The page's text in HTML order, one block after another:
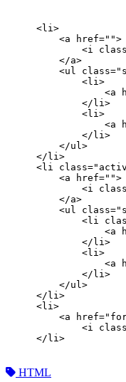
<li>
    <a href="">
<i
    </a>
<ul
        <li>
<a
        </li>
        <li>
<a
        </li>
    </ul>
</li>
<li
    <a href="">
<i
    </a>
<ul
<li
<a
        </li>
        <li>
<a
        </li>
    </ul>
</li>
<li>
<a
<i
</li>
HTML